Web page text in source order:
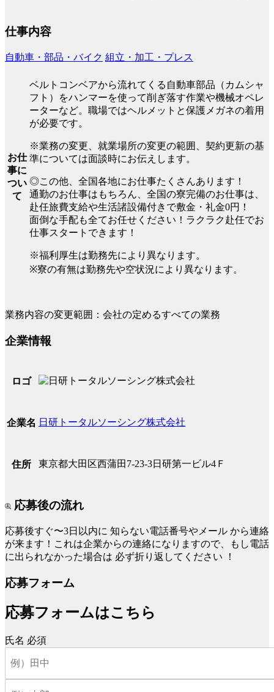
仕事内容
自動車・部品・バイク 組立・加工・プレス
お仕
事に
つい
て
ベルトコンベアから流れてくる自動車部品（カムシャ
フト）をハンマーを使って削ぎ落す作業や機械オペレ
ーターなど。職場ではヘルメットと保護メガネの着用
が必要です。
※業務の変更、就業場所の変更の範囲、契約更新の基
準については面談時にお伝えします。
◎この他、全国各地にお仕事たくさんあります！
通勤のお仕事はもちろん、全国の寮完備のお仕事は、
赴任旅費支給や生活諸設備付きで敷金・礼金0円！
面倒な手配も全てお任せください！ラクラク赴任でお
仕事スタートできます！
※福利厚生は勤務先により異なります。
※寮の有無は勤務先や空状況により異なります。
業務内容の変更範囲：会社の定めるすべての業務
企業情報
ロゴ
企業名 日研トータルソーシング株式会社
住所 東京都大田区西蒲田7-23-3日研第一ビル4Ｆ
応募後の流れ
応募後すぐ〜3日以内に 知らない電話番号やメール から連絡
が来ます！これは企業からの連絡になりますので、もし電話
に出られなかった場合は 必ず折り返してください ！
応募フォーム
応募フォームはこちら
氏名 必須